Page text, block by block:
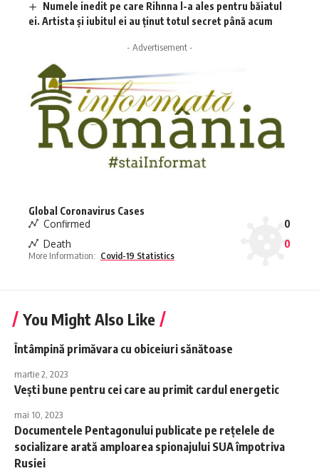
Numele inedit pe care Rihnna l-a ales pentru băiatul
ei. Artista și iubitul ei au ținut totul secret până acum
- Advertisement -
Global Coronavirus Cases
Confirmed
0
Death
0
More Information: Covid-19 Statistics
You Might Also Like
Întâmpină primăvara cu obiceiuri sănătoase
martie 2, 2023
Vești bune pentru cei care au primit cardul energetic
mai 10, 2023
Documentele Pentagonului publicate pe rețelele de
socializare arată amploarea spionajului SUA împotriva
Rusiei